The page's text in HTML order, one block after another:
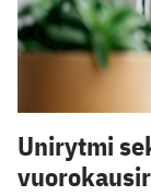
Unirytmi